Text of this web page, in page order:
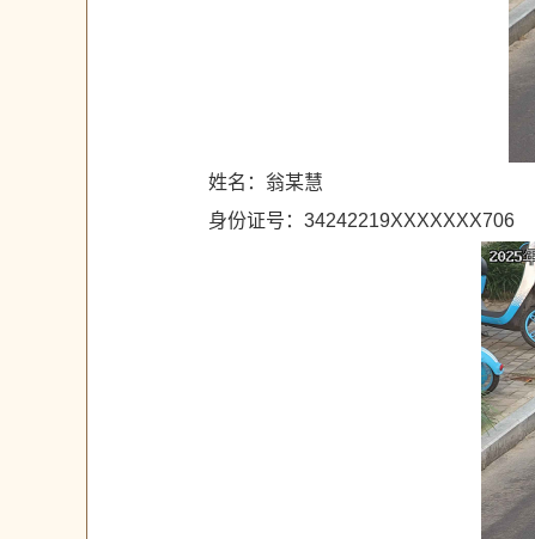
姓名：翁某慧
身份证号：34242219XXXXXXX706